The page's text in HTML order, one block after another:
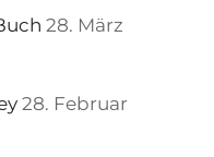
28. März
28. Februar